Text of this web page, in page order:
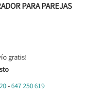
PARA PAREJAS
gratis!
-647 250 619